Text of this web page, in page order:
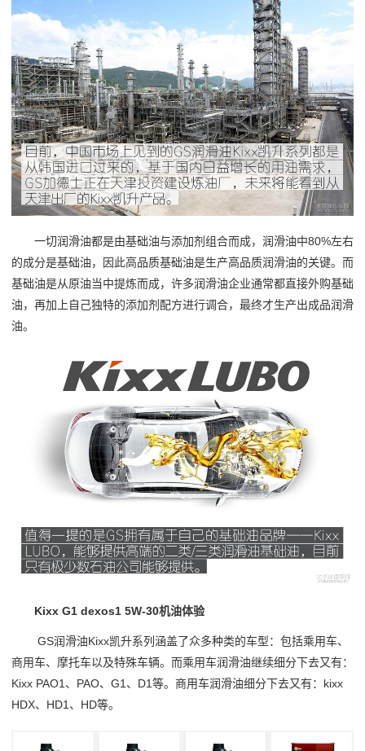
一切润滑油都是由基础油与添加剂组合而成，润滑油中80%左右
的成分是基础油，因此高品质基础油是生产高品质润滑油的关键。而
基础油是从原油当中提炼而成，许多润滑油企业通常都直接外购基础
油，再加上自己独特的添加剂配方进行调合，最终才生产出成品润滑
油。
Kixx G1 dexos1 5W-30机油体验
GS润滑油Kixx凯升系列涵盖了众多种类的车型：包括乘用车、
商用车、摩托车以及特殊车辆。而乘用车润滑油继续细分下去又有：
Kixx PAO1、PAO、G1、D1等。商用车润滑油细分下去又有：kixx
HDX、HD1、HD等。